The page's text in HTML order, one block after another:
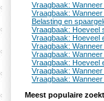
Vraagbaak:
Vraagbaak:
Belasting en
Vraagbaak: Hoeveel
Vraagbaak: Hoeveel
Vraagbaak:
Vraagbaak:
Vraagbaak: Hoeveel
Vraagbaak:
Vraagbaak:
Meest populaire